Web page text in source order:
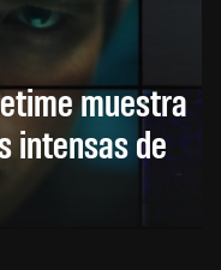
muestra
intensas de